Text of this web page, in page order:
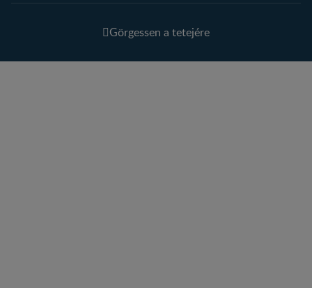
Görgessen a tetejére